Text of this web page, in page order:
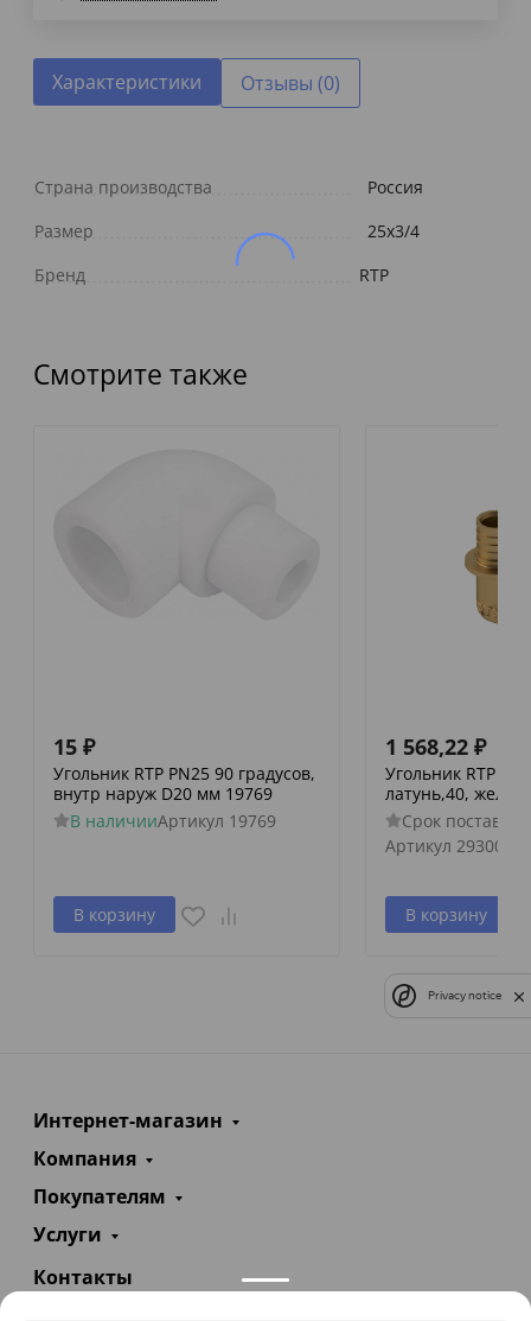
Характеристики Отзывы (0)
Страна производства
Россия
Размер
25х3/4
Бренд
RTP
Смотрите также
15 ₽
Угольник RTP PN25 90 градусов,
внутр наруж D20 мм 19769
В наличииАртикул 19769
В корзину
1 568,22 ₽
Угольник RTP
латунь,40,
Срок поставки
Артикул 29300
В корзину
Интернет-магазин
Компания
Покупателям
Услуги
Контакты
Privacy notice